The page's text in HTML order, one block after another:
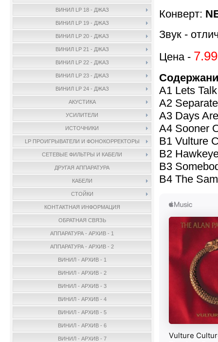
ВИНИЛ LP 18 - ДЖАЗ
ВИНИЛ LP 19 - ДЖАЗ
ВИНИЛ LP 20 - ДЖАЗ
ВИНИЛ LP 21 - ДЖАЗ
ВИНИЛ LP 22 - ДЖАЗ
ВИНИЛ LP 23 - ДЖАЗ
ВИНИЛ LP 24 - ДЖАЗ
АКУСТИКА
УСИЛИТЕЛИ
ИСТОЧНИКИ
LP ПРОИГРЫВАТЕЛИ И ФОНОКОРРЕКТОРЫ
СЕТЕВЫЕ ФИЛЬТРЫ И КАБЕЛИ
ДРУГАЯ АППАРАТУРА
КАБЕЛИ
СТОЙКИ
КОНТАКТНАЯ ИНФОРМАЦИЯ
ОБРАТНАЯ СВЯЗЬ
АППАРАТУРА - АРХИВ - 1
АППАРАТУРА - АРХИВ - 2
ВИНИЛ - АРХИВ - 1
ВИНИЛ - АРХИВ - 2
ВИНИЛ - АРХИВ - 3
ВИНИЛ - АРХИВ - 4
ВИНИЛ - АРХИВ - 5
ВИНИЛ - АРХИВ - 6
ВИНИЛ - АРХИВ - 7
Конверт:
Звук -
Цена -
A1 Lets
A2
A3 Days
A4 Sooner
B1 Vulture
B2
B3
B4 The